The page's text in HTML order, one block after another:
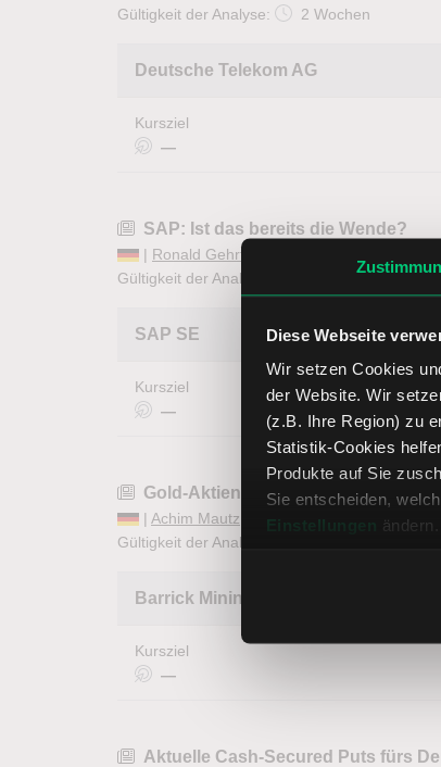
Diese Webseite
Wir setzen Cookies
der Website. Wir
(z.B. Ihre Region) zu
Statistik-Cookies
Produkte auf Sie
Sie entscheiden,
Einstellungen
Gültigkeit der Analyse:
2 Wochen
Deutsche Telekom AG
Kursziel
—
SAP: Ist das bereits die Wende?
| Ronald Gehrt
Gültigkeit der Analyse:
1 Woche
SAP SE
Kursziel
—
Gold-Aktien weiter unter Druck –
| Achim Mautz | 29.07.2026 |
Gültigkeit der Analyse:
Barrick Mining Corp.
Kursziel
—
Aktuelle Cash-Secured Puts fürs